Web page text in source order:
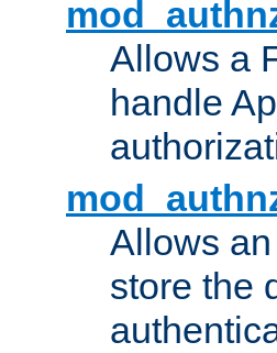
Allows a
handle
Allows
store the